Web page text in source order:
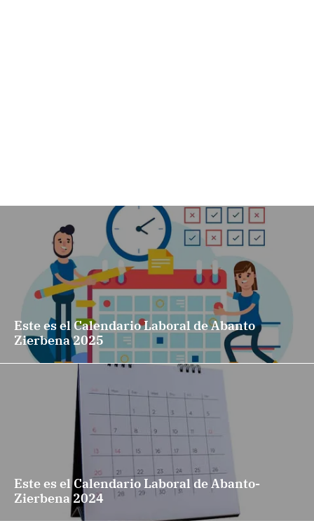
Este es el Calendario Laboral de Abanto
Zierbena 2025
Este es el Calendario Laboral de Abanto-
Zierbena 2024